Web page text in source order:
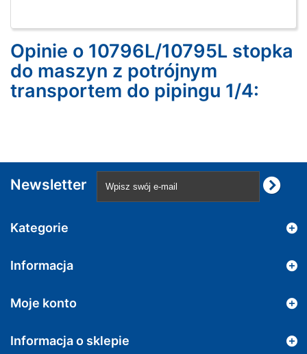
Opinie o 10796L/10795L stopka
do maszyn z potrójnym
transportem do pipingu 1/4:
Newsletter
Kategorie
Informacja
Moje konto
Informacja o sklepie